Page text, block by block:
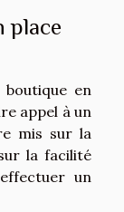
place
en
appel à un
mis sur la
la facilité
un